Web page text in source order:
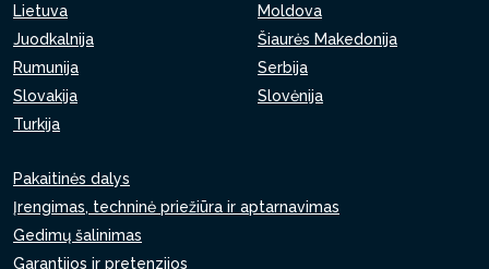
Lietuva
Moldova
Juodkalnija
Šiaurės Makedonija
Rumunija
Serbija
Slovakija
Slovėnija
Turkija
Pakaitinės dalys
Įrengimas, techninė priežiūra ir aptarnavimas
Gedimų šalinimas
Garantijos ir pretenzijos